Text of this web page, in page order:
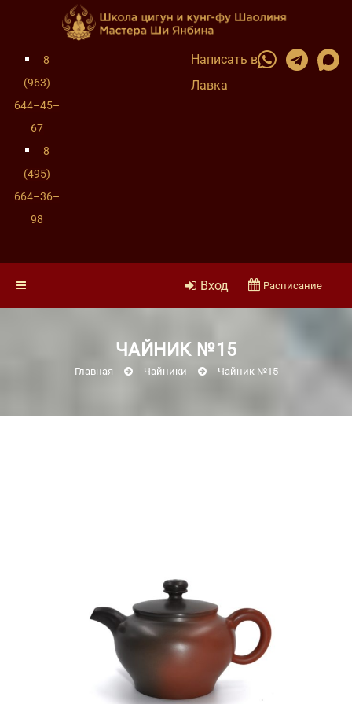
8
(963)
644–45–
67
8
(495)
664–36–
98
Написать в
Лавка
Вход Расписание
ЧАЙНИК №15
Главная Чайники Чайник №15